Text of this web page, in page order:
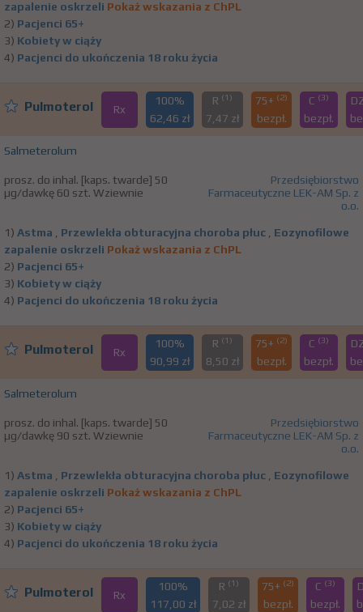
zapalenie oskrzeli Pokaż wskazania z ChPL
2) Pacjenci 65+
3) Kobiety w ciąży
4) Pacjenci do ukończenia 18 roku życia
Pulmoterol Rx
100%
62,46 zł
R (1)
7,47 zł
75+ (2)
bezpł.
C (3)
bezpł.
Salmeterolum
prosz. do inhal. [kaps. twarde] 50
µg/dawkę 60 szt. Wziewnie
Przedsiębiorstwo
Farmaceutyczne LEK-AM Sp. z
o.o.
1) Astma , Przewlekła obturacyjna choroba płuc , Eozynofilowe
zapalenie oskrzeli Pokaż wskazania z ChPL
2) Pacjenci 65+
3) Kobiety w ciąży
4) Pacjenci do ukończenia 18 roku życia
Pulmoterol Rx
100%
90,99 zł
R (1)
8,50 zł
75+ (2)
bezpł.
C (3)
bezpł.
Salmeterolum
prosz. do inhal. [kaps. twarde] 50
µg/dawkę 90 szt. Wziewnie
Przedsiębiorstwo
Farmaceutyczne LEK-AM Sp. z
o.o.
1) Astma , Przewlekła obturacyjna choroba płuc , Eozynofilowe
zapalenie oskrzeli Pokaż wskazania z ChPL
2) Pacjenci 65+
3) Kobiety w ciąży
4) Pacjenci do ukończenia 18 roku życia
Pulmoterol Rx
100%
117,00 zł
R (1)
7,02 zł
75+ (2)
bezpł.
C (3)
bezpł.